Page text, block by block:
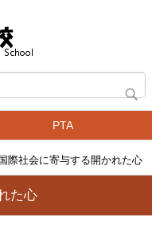
PTA
国際社会に寄与する開かれた心
た心